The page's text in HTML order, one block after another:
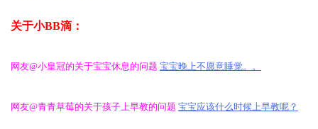
关于小BB滴：
网友@小皇冠的关于宝宝休息的问题 宝宝晚上不愿意睡觉。。
网友@青青草莓的关于孩子上早教的问题 宝宝应该什么时候上早教呢？